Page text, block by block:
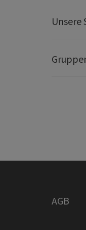
Unsere
AGB